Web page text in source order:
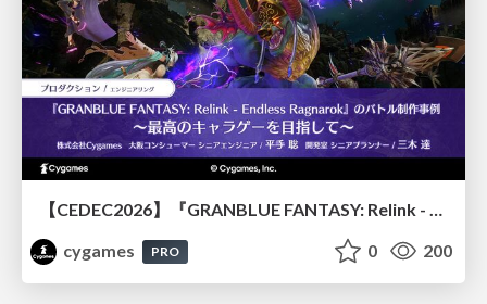
【CEDEC2026】『GRANBLUE FANTASY: Relink - Endless Ragnarok』のバトル制作事例 ～最高のキャラゲーを目指して～
cygames
PRO 0 200